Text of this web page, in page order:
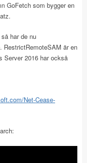
GoFetch som bygger en
har de nu
RestrictRemoteSAM är en
Server 2016 har också
Net-Cease-